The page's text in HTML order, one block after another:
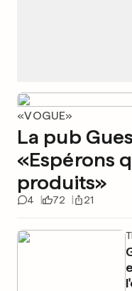
«VOGUE»
La pub
«Espérons
produits»
4 72 21